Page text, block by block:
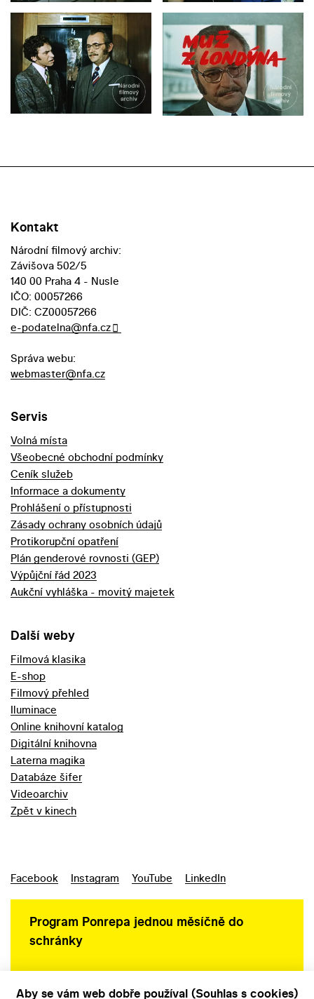
Kontakt
Národní filmový archiv:
Závišova 502/5
140 00 Praha 4 - Nusle
IČO: 00057266
DIČ: CZ00057266
e-podatelna@nfa.cz
Správa webu:
webmaster@nfa.cz
Servis
Volná místa
Všeobecné obchodní podmínky
Ceník služeb
Informace a dokumenty
Prohlášení o přístupnosti
Zásady ochrany osobních údajů
Protikorupční opatření
Plán genderové rovnosti (GEP)
Výpůjční řád 2023
Aukční vyhláška - movitý majetek
Další weby
Filmová klasika
E-shop
Filmový přehled
Iluminace
Online knihovní katalog
Digitální knihovna
Laterna magika
Databáze šifer
Videoarchiv
Zpět v kinech
Facebook Instagram YouTube LinkedIn
Program Ponrepa jednou měsíčně do
schránky
Aby se vám web dobře používal (Souhlas s cookies)